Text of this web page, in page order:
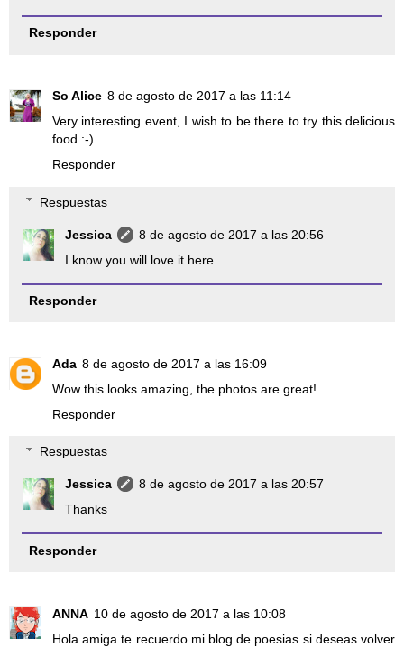
Responder
So Alice 8 de agosto de 2017 a las 11:14
Very interesting event, I wish to be there to try this delicious
food :-)
Responder
Respuestas
Jessica
8 de agosto de 2017 a las 20:56
I know you will love it here.
Responder
Ada 8 de agosto de 2017 a las 16:09
Wow this looks amazing, the photos are great!
Responder
Respuestas
Jessica
8 de agosto de 2017 a las 20:57
Thanks
Responder
ANNA 10 de agosto de 2017 a las 10:08
Hola amiga te recuerdo mi blog de poesias si deseas volver